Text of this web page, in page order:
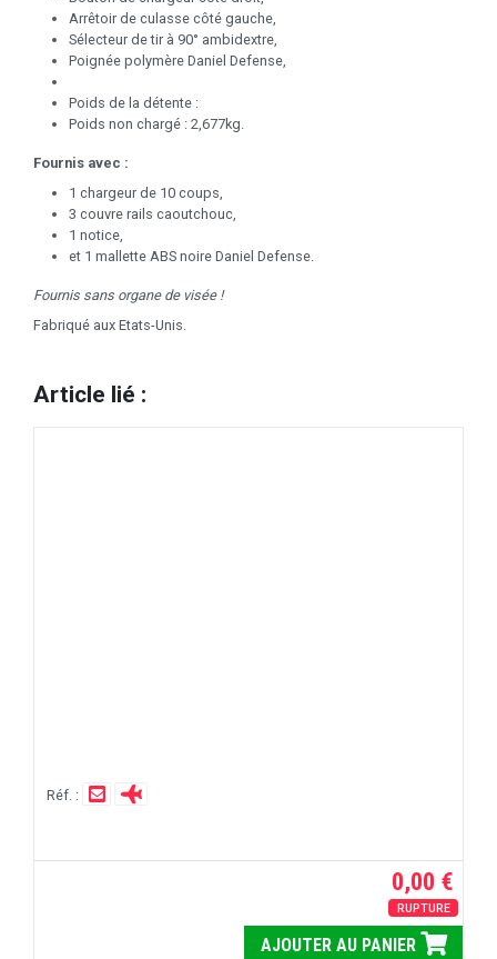
Arrêtoir de culasse côté gauche,
Sélecteur de tir à 90° ambidextre,
Poignée polymère Daniel Defense,
Poids de la détente :
Poids non chargé : 2,677kg.
Fournis avec :
1 chargeur de 10 coups,
3 couvre rails caoutchouc,
1 notice,
et 1 mallette ABS noire Daniel Defense.
Fournis sans organe de visée !
Fabriqué aux Etats-Unis.
Article lié :
Réf. :
0,00 €
RUPTURE
AJOUTER AU PANIER